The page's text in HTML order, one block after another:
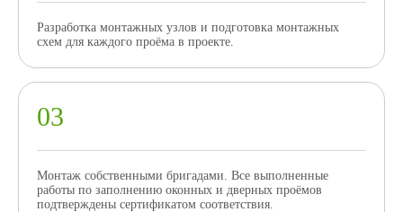
Разработка монтажных узлов и подготовка монтажных
схем для каждого проёма в проекте.
Монтаж собственными бригадами. Все выполненные
работы по заполнению оконных и дверных проёмов
подтверждены сертификатом соответствия.